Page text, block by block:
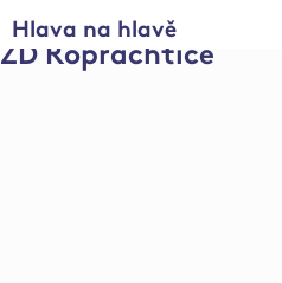
Hlava na hlavě
ZD Roprachtice